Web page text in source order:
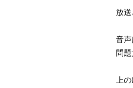
放
音声
問
上